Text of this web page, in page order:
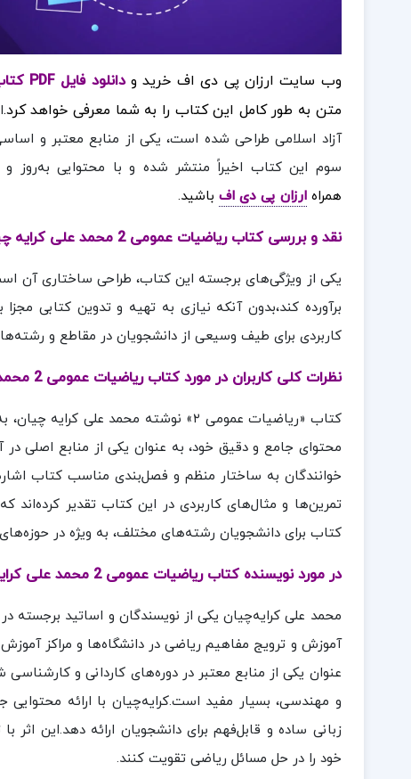
وب سایت ارزان پی دی اف خرید ودانلود فایل PDF کتاب زیست شناسی جامع دوازدهم
متن به طور کامل این کتاب را به شما معرفی خواهد کرد.
آزاد اسلامی طراحی شده است، یکی از منابع معتبر و
سوم این کتاب اخیراً منتشر شده و با محتوایی به‌روز و
همراهارزان پی دی اف باشید.
نقد و بررسی کتاب ریاضیات عمومی 2 محمد علی کرایه چیان:
یکی از ویژگی‌های برجسته این کتاب، طراحی ساختاری آن
برآورده کند،بدون آنکه نیازی به تهیه و تدوین کتابی
کاربردی برای طیف وسیعی از دانشجویان در مقاطع و
نظرات کلی کاربران در مورد کتاب ریاضیات عمومی 2 محمد علی کرایه چیان:
کتاب «ریاضیات عمومی ۲» نوشته محمد
محتوای جامع و دقیق خود، به عنوان یکی از منابع اصلی
خوانندگان به ساختار منظم و فصل‌بندی مناسب کتاب اشاره
تمرین‌ها و مثال‌های کاربردی در این کتاب تقدیر
کتاب برای دانشجویان رشته‌های مختلف، به ویژه در
در مورد نویسنده کتاب ریاضیات عمومی 2 محمد علی کرایه چیان:
آموزش و ترویج مفاهیم ریاضی در دانشگاه‌ها و مراکز
عنوان یکی از منابع معتبر در دوره‌های کاردانی و
و مهندسی، بسیار مفید است.کرایه‌چیان با ارائه
زبانی ساده و قابل‌فهم برای دانشجویان ارائه دهد.این
خود را در حل مسائل ریاضی تقویت کنند.